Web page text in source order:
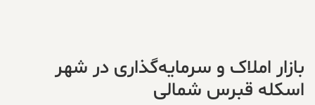
بازار املاک و سرمایه‌گذاری در شهر
اسکله قبرس شمالی